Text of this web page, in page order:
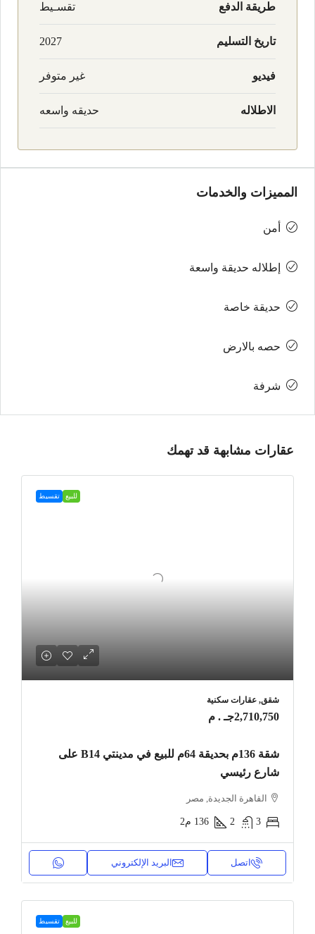
طريقة الدفع تقسـيط
تاريخ التسليم 2027
فيديو غير متوفر
الاطلاله حديقه واسعه
المميزات والخدمات
أمن
إطلاله حديقة واسعة
حديقة خاصة
حصه بالارض
شرفة
عقارات مشابهة قد تهمك
للبيع تقسيط
شقق, عقارات سكنية
2,710,750جـ . م
شقة 136م بحديقة 64م للبيع في مدينتي B14 على
شارع رئيسي
القاهرة الجديدة, مصر
3
2
136 م2
اتصل البريد الإلكتروني
للبيع تقسيط